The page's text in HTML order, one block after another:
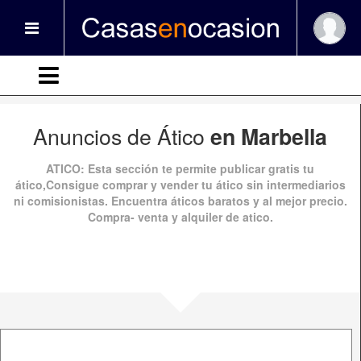
Anuncios de Ático en Marbella
ATICO: Esta sección te permite publicar gratis tu
ático,Consigue comprar y vender tu ático sin intermediarios
ni comisionistas. Encuentra áticos baratos y al mejor precio.
Compra- venta y alquiler de atico.